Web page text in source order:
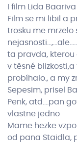
I film Lida
Film se mi libil a
trosku me mrzelo
ta pravda, kterou
v těsné
probíhalo., a my
Sepesim, prisel
Penk, atd….pan
vlastne jedno
Mame hezke
od pana Staidla,